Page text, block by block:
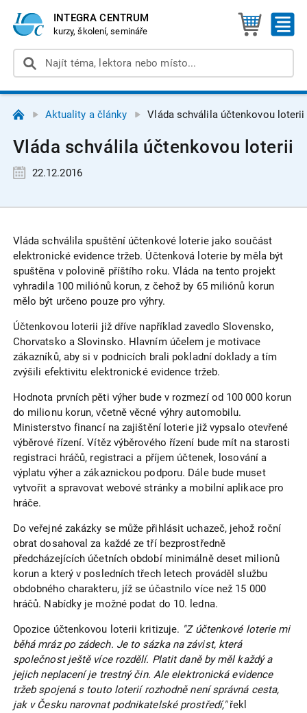
INTEGRA CENTRUM
kurzy, školení, semináře
Aktuality a články Vláda schválila účtenkovou loterii
Vláda schválila účtenkovou loterii
22.12.2016
Vláda schválila spuštění účtenkové loterie jako součást
elektronické evidence tržeb. Účtenková loterie by měla být
spuštěna v polovině příštího roku. Vláda na tento projekt
vyhradila 100 miliónů korun, z čehož by 65 miliónů korun
mělo být určeno pouze pro výhry.
Účtenkovou loterii již dříve například zavedlo Slovensko,
Chorvatsko a Slovinsko. Hlavním účelem je motivace
zákazníků, aby si v podnicích brali pokladní doklady a tím
zvýšili efektivitu elektronické evidence tržeb.
Hodnota prvních pěti výher bude v rozmezí od 100 000 korun
do milionu korun, včetně věcné výhry automobilu.
Ministerstvo financí na zajištění loterie již vypsalo otevřené
výběrové řízení. Vítěz výběrového řízení bude mít na starosti
registraci hráčů, registraci a příjem účtenek, losování a
výplatu výher a zákaznickou podporu. Dále bude muset
vytvořit a spravovat webové stránky a mobilní aplikace pro
hráče.
Do veřejné zakázky se může přihlásit uchazeč, jehož roční
obrat dosahoval za každé ze tří bezprostředně
předcházejících účetních období minimálně deset milionů
korun a který v posledních třech letech prováděl službu
obdobného charakteru, jíž se účastnilo více než 15 000
hráčů. Nabídky je možné podat do 10. ledna.
Opozice účtenkovou loterii kritizuje. "Z účtenkové loterie mi
běhá mráz po zádech. Je to sázka na závist, která
společnost ještě více rozdělí. Platit daně by měl každý a
jejich neplacení je trestný čin. Ale elektronická evidence
tržeb spojená s touto loterií rozhodně není správná cesta,
jak v Česku narovnat podnikatelské prostředí,"řekl